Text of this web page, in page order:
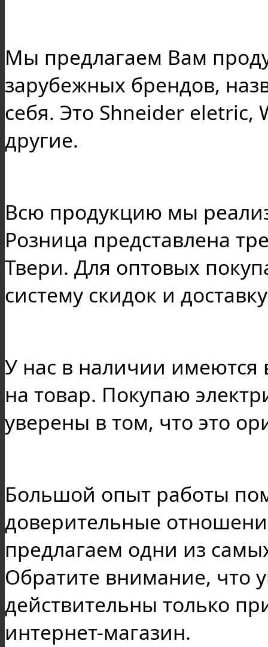
Мы предлагаем Вам
зарубежных брендов,
себя. Это Shneider eletric,
другие.
Всю продукцию мы
Розница представлена
Твери. Для оптовых
систему скидок и
У нас в наличии имеются
на товар. Покупаю
уверены в том, что это
Большой опыт работы
доверительные
предлагаем одни из
Обратите внимание, что
действительны только
интернет-магазин.